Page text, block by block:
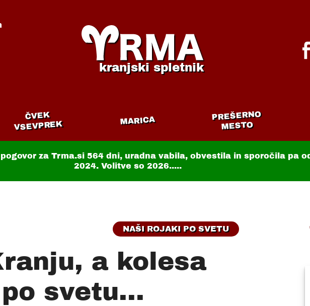
kranjski spletnik
ČVEK
VSEVPREK MARICA PREŠERNO
MESTO
za Trma.si 564 dni, uradna vabila, obvestila in sporočila pa
2024. Volitve so 2026.....
NAŠI ROJAKI PO SVETU
a kolesa
svetu...